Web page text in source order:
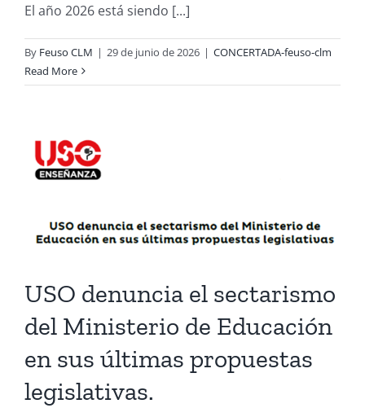
El año 2026 está siendo [...]
By Feuso CLM | 29 de junio de 2026 | CONCERTADA-feuso-clm
Read More
USO denuncia el sectarismo
del Ministerio de Educación
en sus últimas propuestas
legislativas.